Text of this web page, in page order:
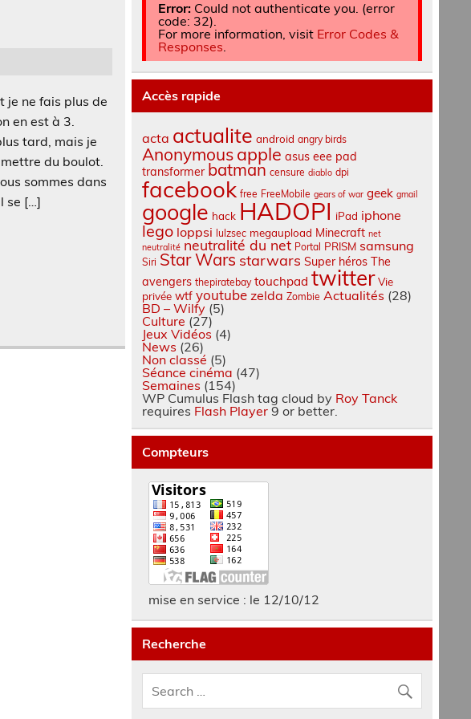
je ne fais plus de
en est à 3.
tard, mais je
du boulot.
sommes dans
se […]
Error: Could not authenticate you. (error
code: 32).
For more information, visit Error Codes &
Responses
Accès rapide
acta actualite android angry birds
Anonymousapple asus eee pad
transformer batman censure diablo dpi
facebook free FreeMobile gears of war geek gmail
google hack HADOPI iPad iphone
lego loppsi lulzsec megaupload Minecraft net
neutralité neutralité du net Portal PRISM samsung
Siri Star Wars starwars Super héros The
avengers thepiratebay touchpad twitter Vie
privée wtf youtube zelda Zombie Actualités (28)
BD – Wilfy (5)
Culture (27)
Jeux Vidéos (4)
News (26)
Non classé (5)
Séance cinéma (47)
Semaines (154)
WP Cumulus Flash tag cloud by Roy Tanck
requires Flash Player 9 or better.
Compteurs
mise en service : le 12/10/12
Recherche